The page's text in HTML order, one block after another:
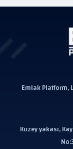
Emlak Platform,
Kuzey yakası,